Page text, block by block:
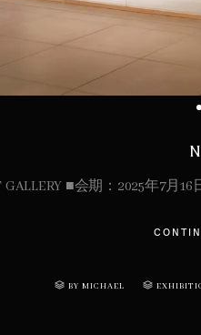
■会期：2025年7月
BY MICHAEL